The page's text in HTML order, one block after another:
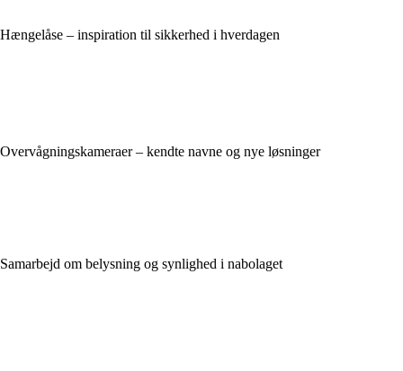
Hængelåse – inspiration til sikkerhed i hverdagen
Overvågningskameraer – kendte navne og nye løsninger
Samarbejd om belysning og synlighed i nabolaget